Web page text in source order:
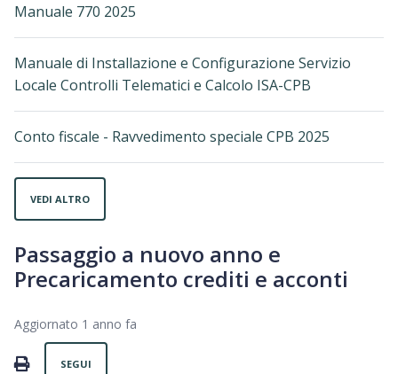
Manuale 770 2025
Manuale di Installazione e Configurazione Servizio
Locale Controlli Telematici e Calcolo ISA-CPB
Conto fiscale - Ravvedimento speciale CPB 2025
VEDI ALTRO
Passaggio a nuovo anno e
Precaricamento crediti e acconti
Aggiornato 1 anno fa
PRINT
SEGUI